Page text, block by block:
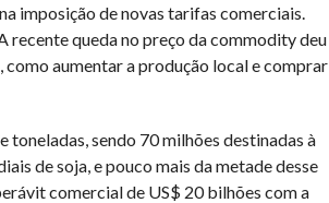
imposição de novas tarifas comerciais.
recente queda no preço da commodity deu
aumentar a produção local e comprar
sendo 70 milhões destinadas à
de soja, e pouco mais da metade desse
comercial de US$ 20 bilhões com a